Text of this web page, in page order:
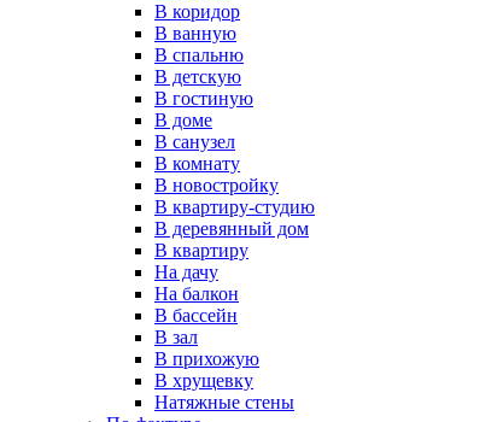
В коридор
В ванную
В спальню
В детскую
В гостиную
В доме
В санузел
В комнату
В новостройку
В квартиру-студию
В деревянный дом
В квартиру
На дачу
На балкон
В бассейн
В зал
В прихожую
В хрущевку
Натяжные стены